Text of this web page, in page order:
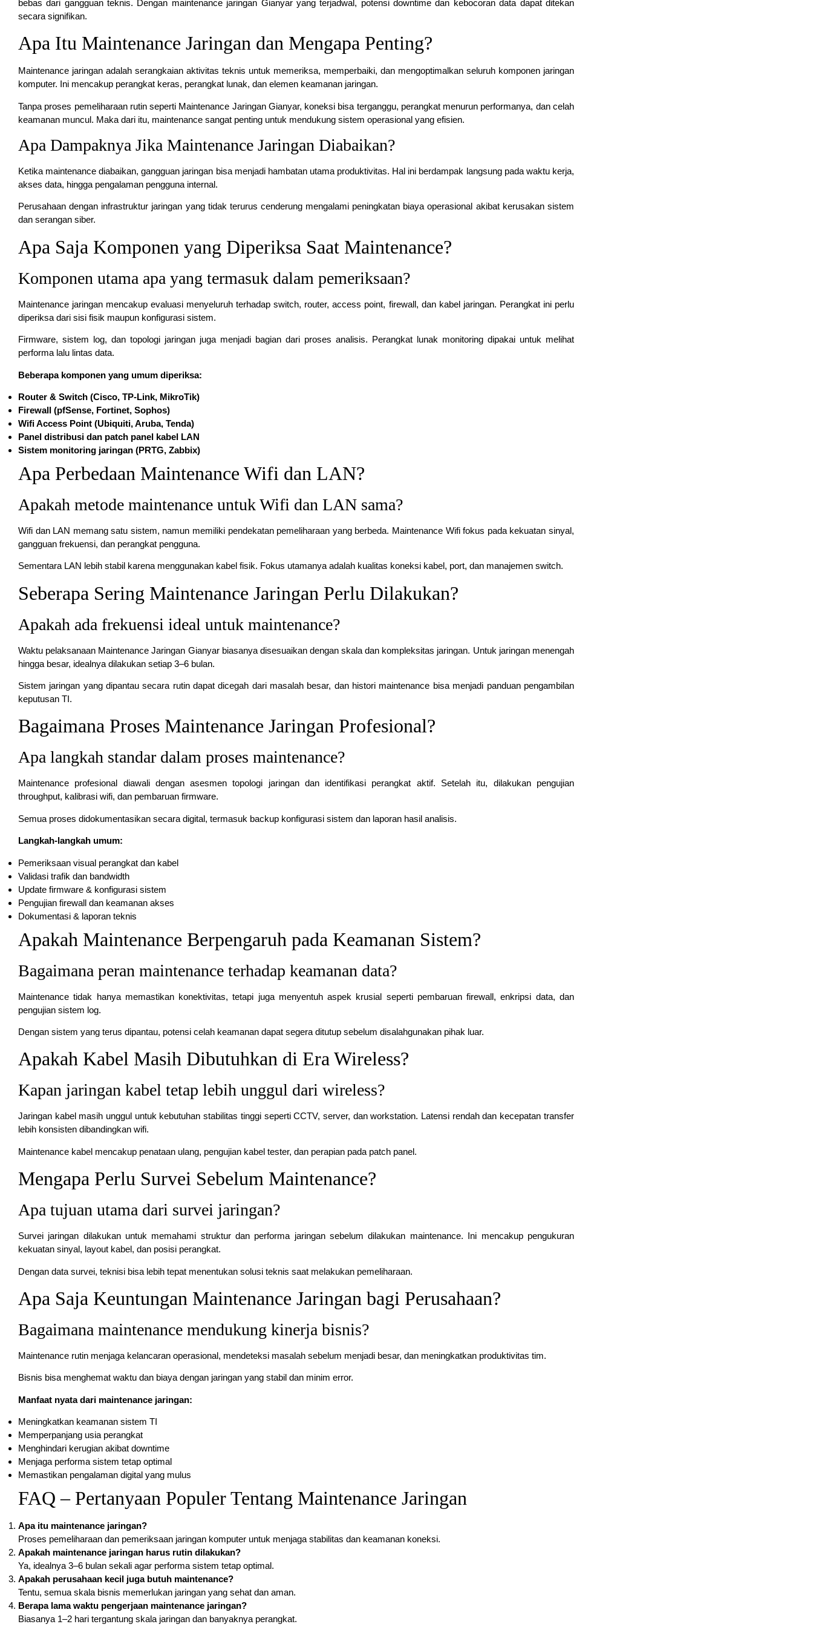
bebas dari gangguan teknis. Dengan maintenance jaringan Gianyar yang terjadwal, potensi downtime dan kebocoran data dapat ditekan
secara signifikan.
Apa Itu Maintenance Jaringan dan Mengapa Penting?
Maintenance jaringan adalah serangkaian aktivitas teknis untuk memeriksa, memperbaiki, dan mengoptimalkan seluruh komponen jaringan
komputer. Ini mencakup perangkat keras, perangkat lunak, dan elemen keamanan jaringan.
Tanpa proses pemeliharaan rutin seperti Maintenance Jaringan Gianyar, koneksi bisa terganggu, perangkat menurun performanya, dan celah
keamanan muncul. Maka dari itu, maintenance sangat penting untuk mendukung sistem operasional yang efisien.
Apa Dampaknya Jika Maintenance Jaringan Diabaikan?
Ketika maintenance diabaikan, gangguan jaringan bisa menjadi hambatan utama produktivitas. Hal ini berdampak langsung pada waktu kerja,
akses data, hingga pengalaman pengguna internal.
Perusahaan dengan infrastruktur jaringan yang tidak terurus cenderung mengalami peningkatan biaya operasional akibat kerusakan sistem
dan serangan siber.
Apa Saja Komponen yang Diperiksa Saat Maintenance?
Komponen utama apa yang termasuk dalam pemeriksaan?
Maintenance jaringan mencakup evaluasi menyeluruh terhadap switch, router, access point, firewall, dan kabel jaringan. Perangkat ini perlu
diperiksa dari sisi fisik maupun konfigurasi sistem.
Firmware, sistem log, dan topologi jaringan juga menjadi bagian dari proses analisis. Perangkat lunak monitoring dipakai untuk melihat
performa lalu lintas data.
Beberapa komponen yang umum diperiksa:
Router & Switch (Cisco, TP-Link, MikroTik)
Firewall (pfSense, Fortinet, Sophos)
Wifi Access Point (Ubiquiti, Aruba, Tenda)
Panel distribusi dan patch panel kabel LAN
Sistem monitoring jaringan (PRTG, Zabbix)
Apa Perbedaan Maintenance Wifi dan LAN?
Apakah metode maintenance untuk Wifi dan LAN sama?
Wifi dan LAN memang satu sistem, namun memiliki pendekatan pemeliharaan yang berbeda. Maintenance Wifi fokus pada kekuatan sinyal,
gangguan frekuensi, dan perangkat pengguna.
Sementara LAN lebih stabil karena menggunakan kabel fisik. Fokus utamanya adalah kualitas koneksi kabel, port, dan manajemen switch.
Seberapa Sering Maintenance Jaringan Perlu Dilakukan?
Apakah ada frekuensi ideal untuk maintenance?
Waktu pelaksanaan Maintenance Jaringan Gianyar biasanya disesuaikan dengan skala dan kompleksitas jaringan. Untuk jaringan menengah
hingga besar, idealnya dilakukan setiap 3–6 bulan.
Sistem jaringan yang dipantau secara rutin dapat dicegah dari masalah besar, dan histori maintenance bisa menjadi panduan pengambilan
keputusan TI.
Bagaimana Proses Maintenance Jaringan Profesional?
Apa langkah standar dalam proses maintenance?
Maintenance profesional diawali dengan asesmen topologi jaringan dan identifikasi perangkat aktif. Setelah itu, dilakukan pengujian
throughput, kalibrasi wifi, dan pembaruan firmware.
Semua proses didokumentasikan secara digital, termasuk backup konfigurasi sistem dan laporan hasil analisis.
Langkah-langkah umum:
Pemeriksaan visual perangkat dan kabel
Validasi trafik dan bandwidth
Update firmware & konfigurasi sistem
Pengujian firewall dan keamanan akses
Dokumentasi & laporan teknis
Apakah Maintenance Berpengaruh pada Keamanan Sistem?
Bagaimana peran maintenance terhadap keamanan data?
Maintenance tidak hanya memastikan konektivitas, tetapi juga menyentuh aspek krusial seperti pembaruan firewall, enkripsi data, dan
pengujian sistem log.
Dengan sistem yang terus dipantau, potensi celah keamanan dapat segera ditutup sebelum disalahgunakan pihak luar.
Apakah Kabel Masih Dibutuhkan di Era Wireless?
Kapan jaringan kabel tetap lebih unggul dari wireless?
Jaringan kabel masih unggul untuk kebutuhan stabilitas tinggi seperti CCTV, server, dan workstation. Latensi rendah dan kecepatan transfer
lebih konsisten dibandingkan wifi.
Maintenance kabel mencakup penataan ulang, pengujian kabel tester, dan perapian pada patch panel.
Mengapa Perlu Survei Sebelum Maintenance?
Apa tujuan utama dari survei jaringan?
Survei jaringan dilakukan untuk memahami struktur dan performa jaringan sebelum dilakukan maintenance. Ini mencakup pengukuran
kekuatan sinyal, layout kabel, dan posisi perangkat.
Dengan data survei, teknisi bisa lebih tepat menentukan solusi teknis saat melakukan pemeliharaan.
Apa Saja Keuntungan Maintenance Jaringan bagi Perusahaan?
Bagaimana maintenance mendukung kinerja bisnis?
Maintenance rutin menjaga kelancaran operasional, mendeteksi masalah sebelum menjadi besar, dan meningkatkan produktivitas tim.
Bisnis bisa menghemat waktu dan biaya dengan jaringan yang stabil dan minim error.
Manfaat nyata dari maintenance jaringan:
Meningkatkan keamanan sistem TI
Memperpanjang usia perangkat
Menghindari kerugian akibat downtime
Menjaga performa sistem tetap optimal
Memastikan pengalaman digital yang mulus
FAQ – Pertanyaan Populer Tentang Maintenance Jaringan
Apa itu maintenance jaringan?
Proses pemeliharaan dan pemeriksaan jaringan komputer untuk menjaga stabilitas dan keamanan koneksi.
Apakah maintenance jaringan harus rutin dilakukan?
Ya, idealnya 3–6 bulan sekali agar performa sistem tetap optimal.
Apakah perusahaan kecil juga butuh maintenance?
Tentu, semua skala bisnis memerlukan jaringan yang sehat dan aman.
Berapa lama waktu pengerjaan maintenance jaringan?
Biasanya 1–2 hari tergantung skala jaringan dan banyaknya perangkat.